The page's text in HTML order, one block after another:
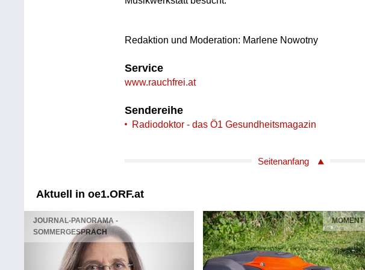
Redaktion und Moderation: Marlene Nowotny
Service
www.rauchfrei.at
Sendereihe
Radiodoktor - das Ö1 Gesundheitsmagazin
Seitenanfang
Aktuell in oe1.ORF.at
JOURNAL-PANORAMA -
SOMMERGESPRÄCH
MOMENT